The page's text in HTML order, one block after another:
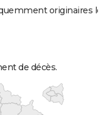
originaires
de décès.